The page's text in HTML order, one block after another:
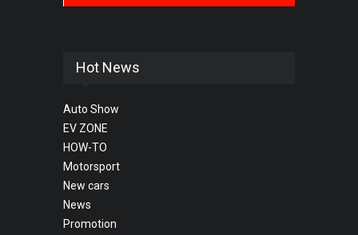
Hot News
Auto Show
EV ZONE
HOW-TO
Motorsport
New cars
News
Promotion